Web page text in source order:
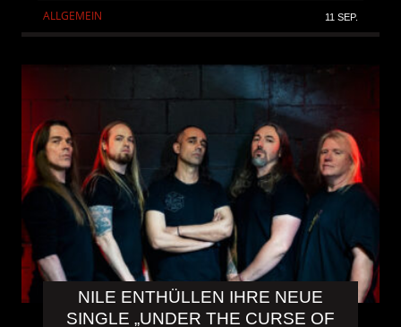
ALLGEMEIN 11 SEP.
NILE ENTHÜLLEN IHRE NEUE
SINGLE „UNDER THE CURSE OF